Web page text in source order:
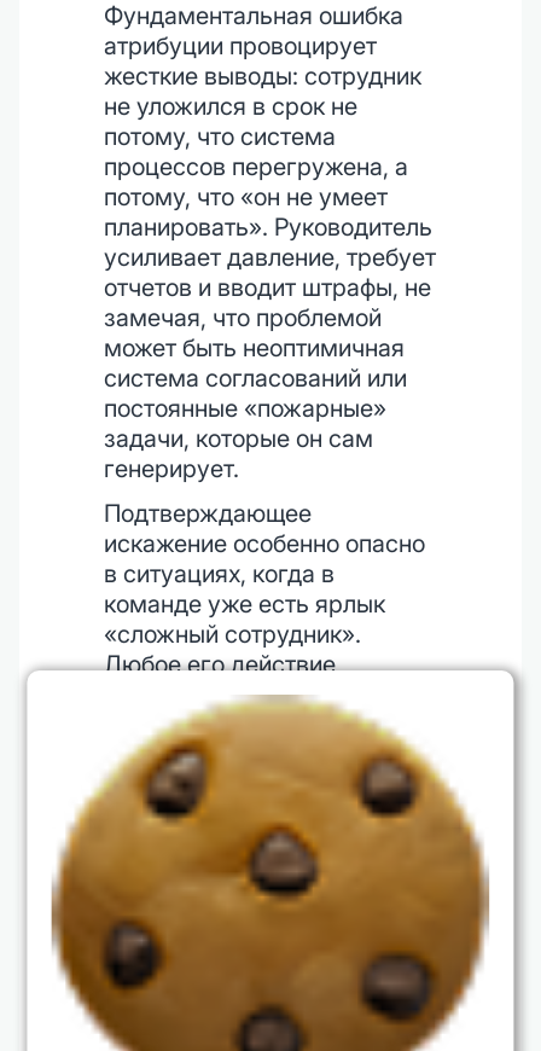
Фундаментальная ошибка
атрибуции провоцирует
жесткие выводы: сотрудник
не уложился в срок не
потому, что система
процессов перегружена, а
потому, что «он не умеет
планировать». Руководитель
усиливает давление, требует
отчетов и вводит штрафы, не
замечая, что проблемой
может быть неоптимичная
система согласований или
постоянные «пожарные»
задачи, которые он сам
генерирует.
Подтверждающее
искажение особенно опасно
в ситуациях, когда в
команде уже есть ярлык
«сложный сотрудник».
Любое его действие
трактуется в негативную
сторону, даже если по факту
человек пытается
предупредить о рисках или
предлагает альтернативные
решения. В какой-то момент
ему становится безопаснее
замолчать, и компания
теряет источник честной
обратной связи, а конфликты
уходят в подполье.